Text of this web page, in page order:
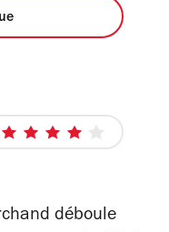
4
étoiles
déboule